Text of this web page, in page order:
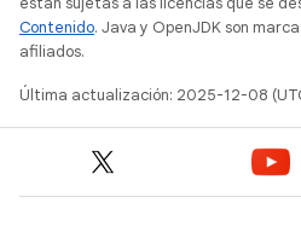
Contenido. Java y OpenJDK son
afiliados.
Última actualización: 2025-12-08